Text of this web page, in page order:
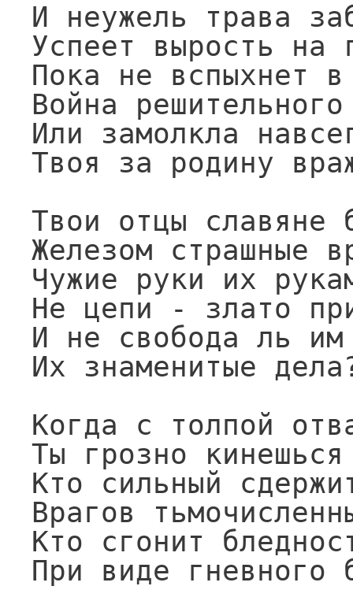
И неужель трава
Успеет вырость на
Пока не вспыхнет
Война
Или замолкла
Твоя за родину
Твои отцы славяне
Железом страшные
Чужие руки их
Не цепи - злато
И не свобода ль им
Их знаменитые
Когда с толпой
Ты грозно
Кто сильный
Врагов
Кто сгонит
При виде гневного